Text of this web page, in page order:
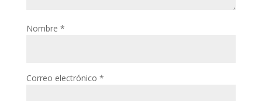
Nombre *
Correo electrónico *